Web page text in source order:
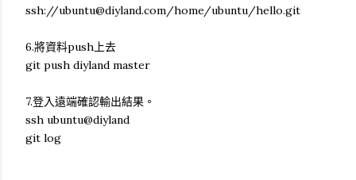
ssh://ubuntu@diyland.com/home/ubuntu/hello.git
6.將資料push上去
git push diyland master
7.登入遠端確認輸出結果。
ssh ubuntu@diyland
git log